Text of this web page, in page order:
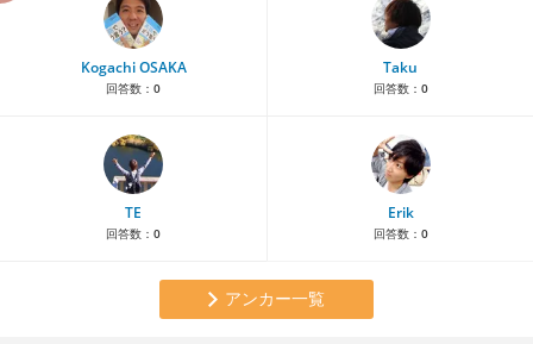
Kogachi OSAKA
回答数： 0
Taku
回答数： 0
TE
回答数： 0
Erik
回答数： 0
アンカー一覧